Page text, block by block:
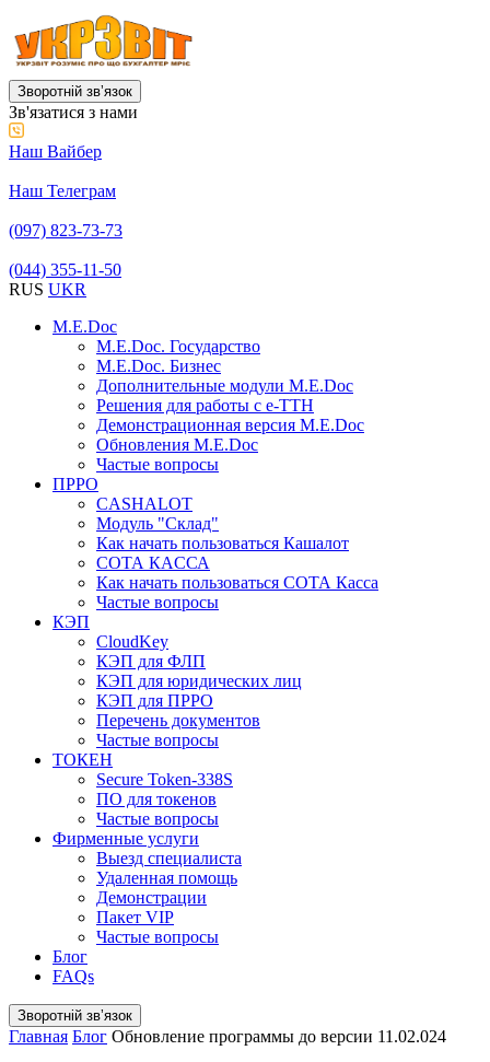
Зворотній звʼязок
Зв'язатися з нами
Наш Вайбер
Наш Телеграм
(097) 823-73-73
(044) 355-11-50
RUS UKR
M.E.Doc
M.E.Doc. Государство
M.E.Doc. Бизнес
Дополнительные модули M.E.Doc
Решения для работы с е-ТТН
Демонстрационная версия M.E.Doc
Обновления M.E.Doc
Частые вопросы
ПРРО
CASHALOT
Модуль "Склад"
Как начать пользоваться Кашалот
СОТА КАCСА
Как начать пользоваться СОТА Касса
Частые вопросы
КЭП
CloudKey
КЭП для ФЛП
КЭП для юридических лиц
КЭП для ПРРО
Перечень документов
Частые вопросы
ТОКЕН
Secure Token-338S
ПО для токенов
Частые вопросы
Фирменные услуги
Выезд специалиста
Удаленная помощь
Демонстрации
Пакет VIP
Частые вопросы
Блог
FAQs
Зворотній звʼязок
Главная Блог Обновление программы до версии 11.02.024